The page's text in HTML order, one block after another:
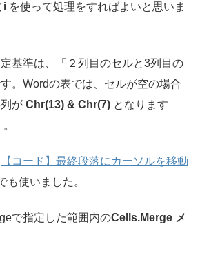
i を使って処理をすればよいと思いま
基準は、「２列目のセルと3列目の
。Wordの表では、セルが空の場合
が Chr(13) & Chr(7) となります
【コード】最終段落にカーソルを移動
も使いました。
で指定した範囲内のCells.Merge メ